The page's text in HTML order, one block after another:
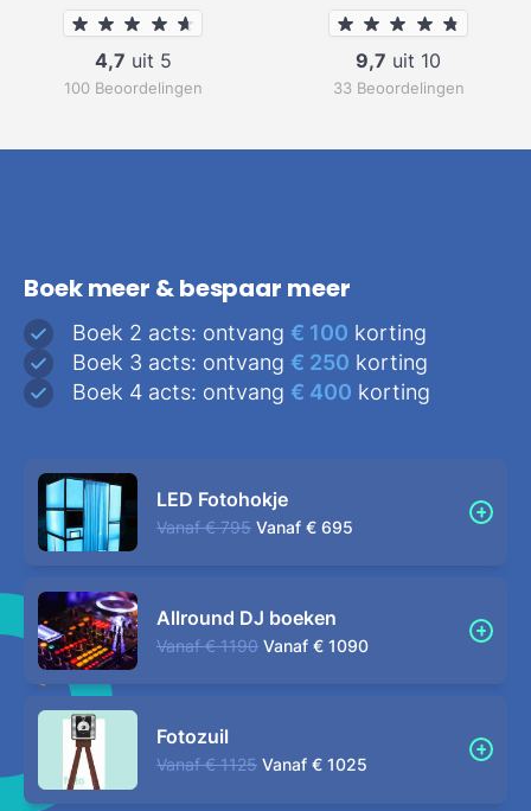
4,7 uit 5
100 Beoordelingen
9,7 uit 10
33 Beoordelingen
Boek meer & bespaar meer
Boek 2 acts: ontvang € 100 korting
Boek 3 acts: ontvang € 250 korting
Boek 4 acts: ontvang € 400 korting
LED Fotohokje
Vanaf € 795 Vanaf € 695
Allround DJ boeken
Vanaf € 1190 Vanaf € 1090
Fotozuil
Vanaf € 1125 Vanaf € 1025